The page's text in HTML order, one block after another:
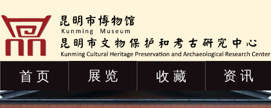
首 页 展 览 收 藏 资 讯